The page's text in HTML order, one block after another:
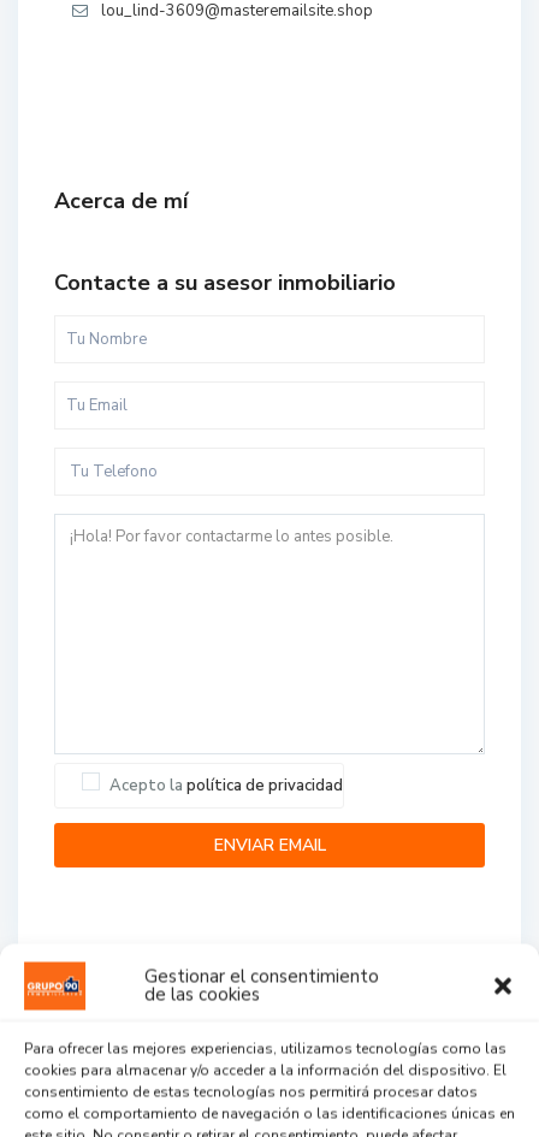
Gestionar el consentimiento
de las cookies
Para ofrecer las mejores experiencias, utilizamos tecnologías como las
cookies para almacenar y/o acceder a la información del dispositivo. El
consentimiento de estas tecnologías nos permitirá procesar datos
como el comportamiento de navegación o las identificaciones únicas en
lou_lind-3609@masteremailsite.shop
Acerca de mí
Contacte a su asesor inmobiliario
Acepto la política de privacidad
...